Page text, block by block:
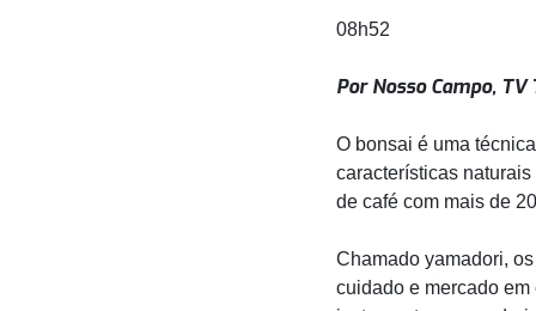
08h52
Por Nosso Campo, TV
O bonsai é uma
características
de café com mais de
Chamado yamadori,
cuidado e mercado